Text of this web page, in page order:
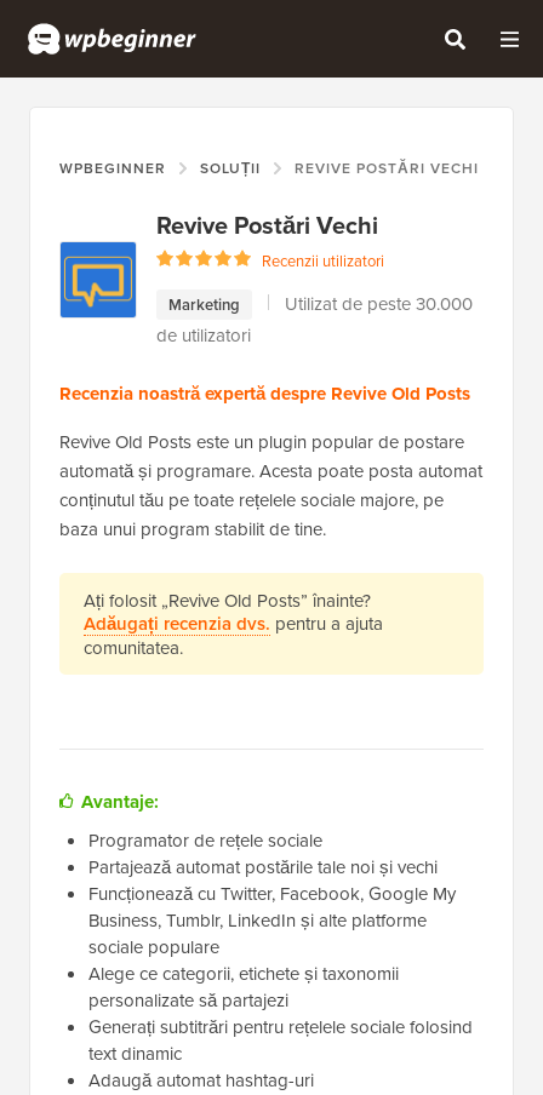
WPBEGINNER SOLUȚII REVIVE POSTĂRI VECHI
Revive Postări Vechi
Recenzii utilizatori
Marketing
Utilizat de peste 30.000
de utilizatori
Recenzia noastră expertă despre Revive Old Posts
Revive Old Posts este un plugin popular de postare
automată și programare. Acesta poate posta automat
conținutul tău pe toate rețelele sociale majore, pe
baza unui program stabilit de tine.
Ați folosit „Revive Old Posts” înainte?
Adăugați recenzia dvs. pentru a ajuta
comunitatea.
Avantaje:
Programator de rețele sociale
Partajează automat postările tale noi și vechi
Funcționează cu Twitter, Facebook, Google My
Business, Tumblr, LinkedIn și alte platforme
sociale populare
Alege ce categorii, etichete și taxonomii
personalizate să partajezi
Generați subtitrări pentru rețelele sociale folosind
text dinamic
Adaugă automat hashtag-uri